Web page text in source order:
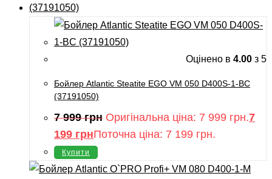
Оцінено в 4.00 з 5
Бойлер Atlantic Steatite EGO VM 050 D400S-1-BC
(37191050)
7 999грн Оригінальна ціна: 7 999 грн.7
199 грнПоточна ціна: 7 199 грн.
Купити